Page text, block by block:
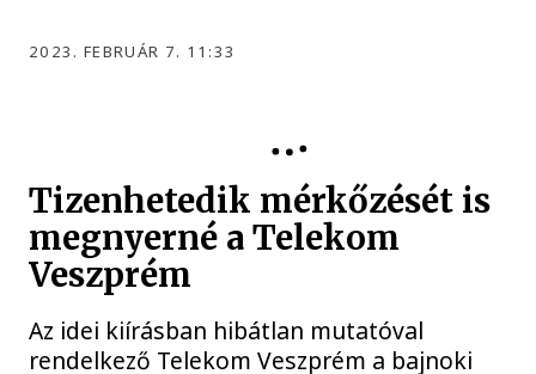
2023. FEBRUÁR 7. 11:33
Tizenhetedik mérkőzését is
megnyerné a Telekom
Veszprém
Az idei kiírásban hibátlan mutatóval
rendelkező Telekom Veszprém a bajnoki